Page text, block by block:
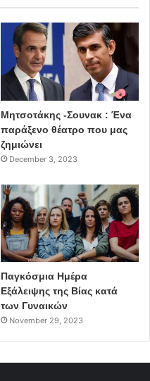
Μητσοτάκης -Σουνακ : Ένα
παράξενο θέατρο που μας
ζημιώνει
December 3, 2023
Παγκόσμια Ημέρα
Εξάλειψης της Βίας κατά
των Γυναικών
November 29, 2023